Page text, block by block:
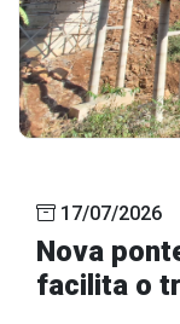
17/07/2026
Nova
facilita o